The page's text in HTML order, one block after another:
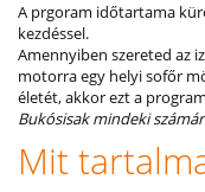
A prgoram időtartama
kezdéssel.
Amennyiben szereted az
motorra egy helyi sofőr
életét, akkor ezt a
Bukósisak mindeki
Mit